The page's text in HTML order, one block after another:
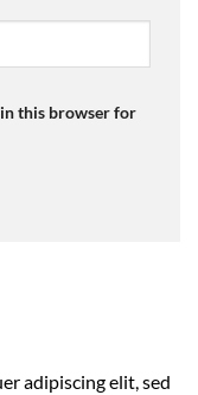
in this browser for
adipiscing elit, sed